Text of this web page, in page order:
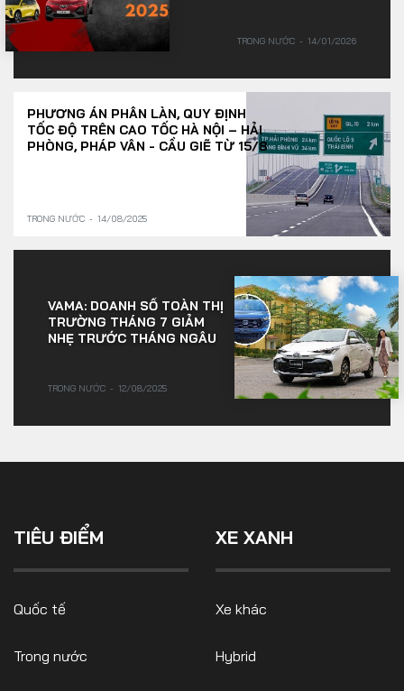
TRONG NƯỚC 14/01/2026
PHƯƠNG ÁN PHÂN LÀN, QUY ĐỊNH
TỐC ĐỘ TRÊN CAO TỐC HÀ NỘI – HẢI
PHÒNG, PHÁP VÂN - CẦU GIẼ TỪ 15/8
TRONG NƯỚC 14/08/2025
VAMA: DOANH SỐ TOÀN THỊ
TRƯỜNG THÁNG 7 GIẢM
NHẸ TRƯỚC THÁNG NGÂU
TRONG NƯỚC 12/08/2025
TIÊU ĐIỂM
Quốc tế
Trong nước
XE XANH
Xe khác
Hybrid